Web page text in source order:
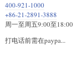
400-921-1000
+86-21-2891-3888
周一至周五9:00至18:00
打电话前需在paypa...